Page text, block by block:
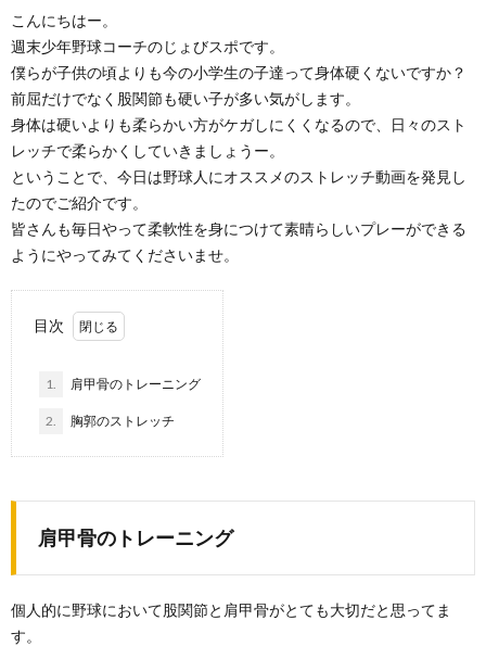
こんにちはー。
週末少年野球コーチのじょびスポです。
僕らが子供の頃よりも今の小学生の子達って身体硬くないですか？
前屈だけでなく股関節も硬い子が多い気がします。
身体は硬いよりも柔らかい方がケガしにくくなるので、日々のスト
レッチで柔らかくしていきましょうー。
ということで、今日は野球人にオススメのストレッチ動画を発見し
たのでご紹介です。
皆さんも毎日やって柔軟性を身につけて素晴らしいプレーができる
ようにやってみてくださいませ。
目次
1. 肩甲骨のトレーニング
2. 胸郭のストレッチ
肩甲骨のトレーニング
個人的に野球において股関節と肩甲骨がとても大切だと思ってま
す。